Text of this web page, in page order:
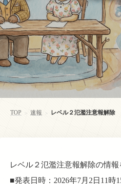
TOP > 速報 > レベル２氾濫注意報解除
レベル２氾濫注意報解除の情報
■発表日時：2026年7月2日11時